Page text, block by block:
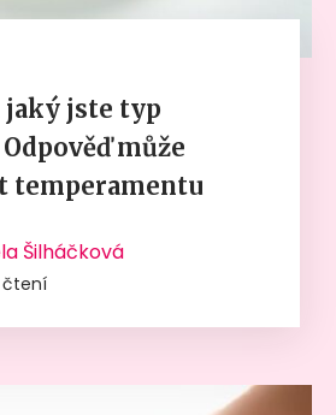
jaký jste typ
může
temperamentu
Šilháčková